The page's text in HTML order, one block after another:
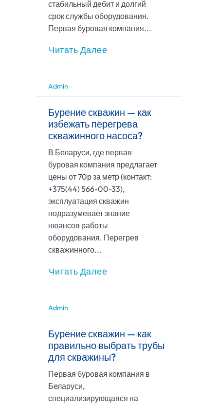
стабильный дебит и долгий
срок службы оборудования.
Первая буровая компания...
Читать Далее
Admin
Бурение скважин — как
избежать перегрева
скважинного насоса?
В Беларуси, где первая
буровая компания предлагает
цены от 70р за метр (контакт:
+375(44) 566-00-33),
эксплуатация скважин
подразумевает знание
нюансов работы
оборудования. Перегрев
скважинного...
Читать Далее
Admin
Бурение скважин — как
правильно выбрать трубы
для скважины?
Первая буровая компания в
Беларуси,
специализирующаяся на